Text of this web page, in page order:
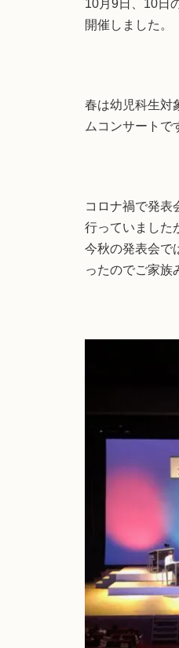
10月9日、10日
開催しました。
春は幼児科生対
ムコンサートで
コロナ禍で発表
行っていました
今秋の発表会で
ったのでご家族